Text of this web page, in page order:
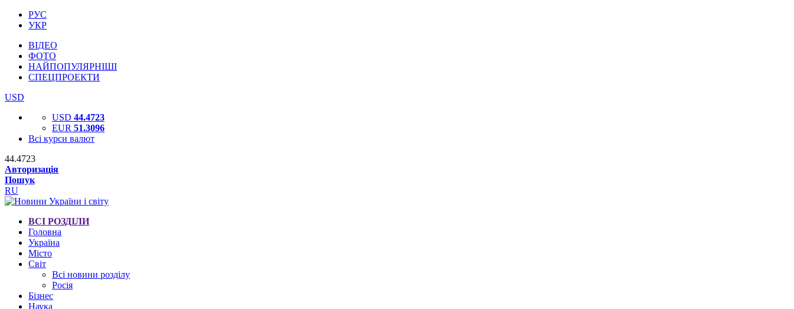
РУС
УКР
ВІДЕО
ФОТО
НАЙПОПУЛЯРНІШІ
СПЕЦПРОЕКТИ
USD
USD 44.4723
EUR 51.3096
Всі курси валют
44.4723
Авторизація
Пошук
RU
ВСІ РОЗДІЛИ
Головна
Україна
Місто
Світ
Всі новини розділу
Росія
Бізнес
Наука